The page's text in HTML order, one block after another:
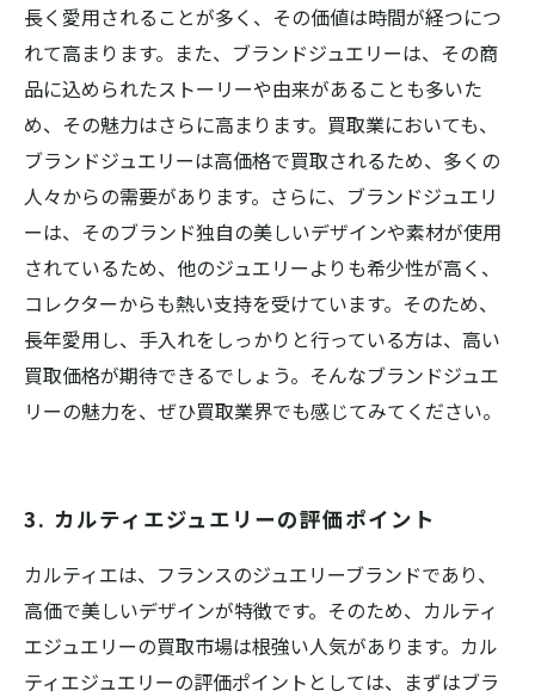
長く愛用されることが多く、その価値は時間が経つにつ
れて高まります。また、ブランドジュエリーは、その商
品に込められたストーリーや由来があることも多いた
め、その魅力はさらに高まります。買取業においても、
ブランドジュエリーは高価格で買取されるため、多くの
人々からの需要があります。さらに、ブランドジュエリ
ーは、そのブランド独自の美しいデザインや素材が使用
されているため、他のジュエリーよりも希少性が高く、
コレクターからも熱い支持を受けています。そのため、
長年愛用し、手入れをしっかりと行っている方は、高い
買取価格が期待できるでしょう。そんなブランドジュエ
リーの魅力を、ぜひ買取業界でも感じてみてください。
3. カルティエジュエリーの評価ポイント
カルティエは、フランスのジュエリーブランドであり、
高価で美しいデザインが特徴です。そのため、カルティ
エジュエリーの買取市場は根強い人気があります。カル
ティエジュエリーの評価ポイントとしては、まずはブラ